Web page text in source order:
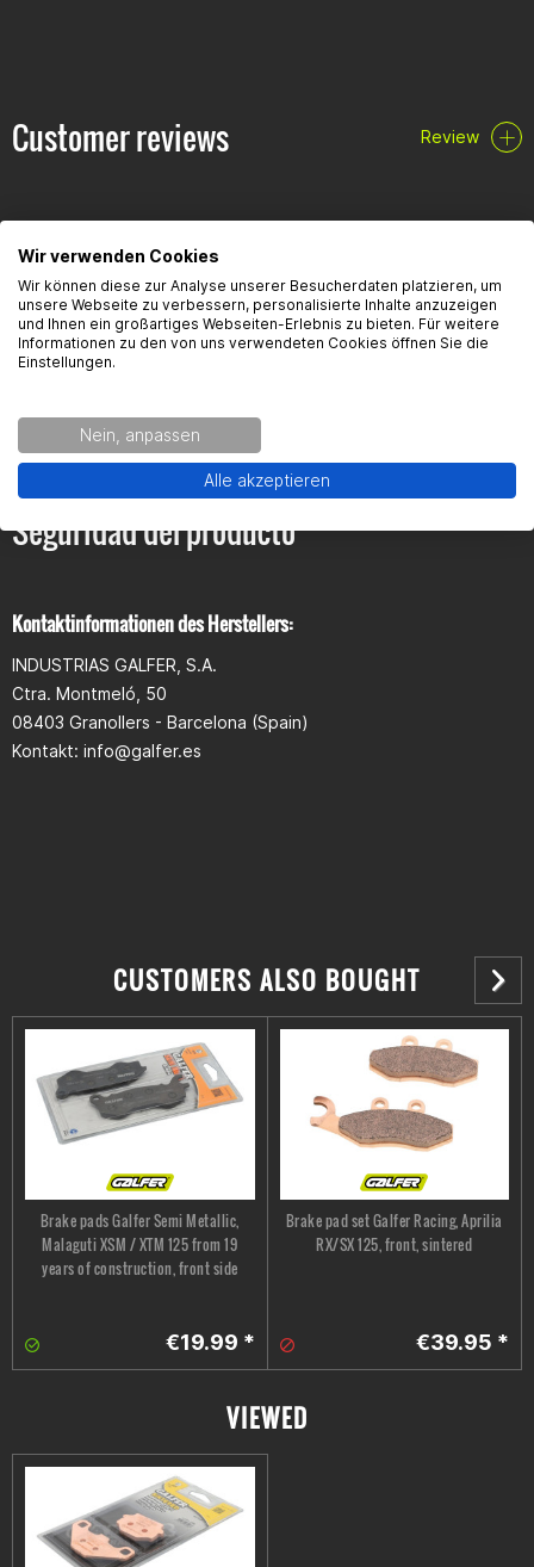
Customer reviews Review
FAQ
Here you will find the most frequently asked questions and the
Seguridad del producto
Kontaktinformationen des Herstellers:
INDUSTRIAS GALFER, S.A.
Ctra. Montmeló, 50
08403 Granollers - Barcelona (Spain)
Kontakt: info@galfer.es
CUSTOMERS ALSO BOUGHT
Brake pads Galfer Semi Metallic,
Malaguti XSM / XTM 125 from 19
years of construction, front side
€19.99 *
Brake pad set Galfer Racing, Aprilia
RX/SX 125, front, sintered
€39.95 *
VIEWED
Wir verwenden Cookies
Wir können diese zur Analyse unserer Besucherdaten platzieren, um
unsere Webseite zu verbessern, personalisierte Inhalte anzuzeigen
und Ihnen ein großartiges Webseiten-Erlebnis zu bieten. Für weitere
Informationen zu den von uns verwendeten Cookies öffnen Sie die
Einstellungen.
Nein, anpassen
Alle akzeptieren